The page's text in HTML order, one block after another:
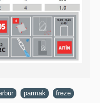
parmak freze